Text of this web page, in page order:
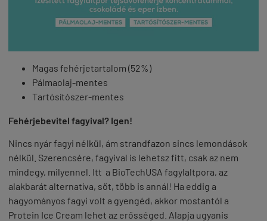
Magas fehérjetartalom (52%)
Pálmaolaj-mentes
Tartósítószer-mentes
Fehérjebevitel fagyival? Igen!
Nincs nyár fagyi nélkül, ám strandfazon sincs lemondások
nélkül. Szerencsére, fagyival is lehetsz fitt, csak az nem
mindegy, milyennel. Itt a BioTechUSA fagylaltpora, az
alakbarát alternatíva, sőt, több is annál! Ha eddig a
hagyományos fagyi volt a gyengéd, akkor mostantól a
Protein Ice Cream lehet az erősséged. Alapja ugyanis